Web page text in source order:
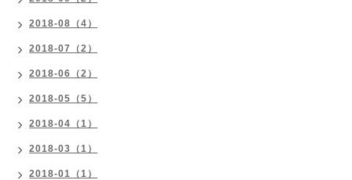
2018-08（4）
2018-07（2）
2018-06（2）
2018-05（5）
2018-04（1）
2018-03（1）
2018-01（1）